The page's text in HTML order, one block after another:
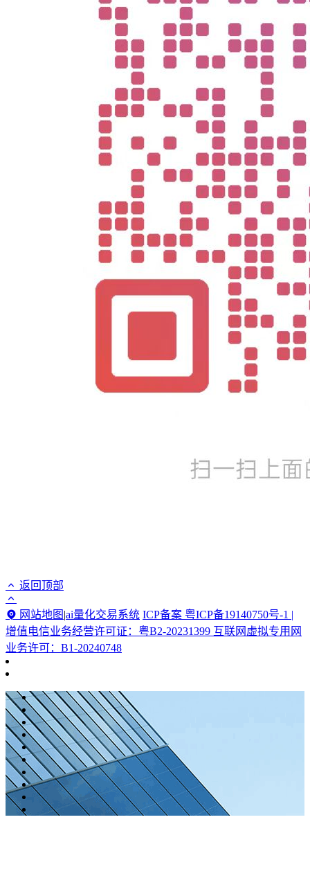
返回顶部
网站地图 |ai量化交易系统 ICP备案 粤ICP备19140750号-1 |
增值电信业务经营许可证：粤B2-20231399 互联网虚拟专用网
业务许可：B1-20240748